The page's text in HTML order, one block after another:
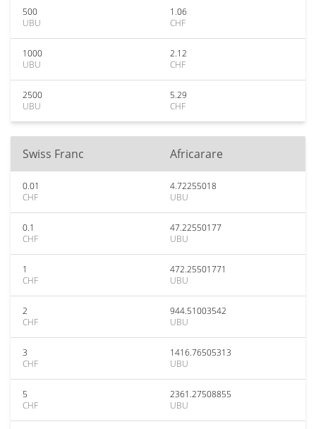
500
UBU
1.06
CHF
1000
UBU
2.12
CHF
2500
UBU
5.29
CHF
Swiss Franc Africarare
0.01
CHF
4.72255018
UBU
0.1
CHF
47.22550177
UBU
1
CHF
472.25501771
UBU
2
CHF
944.51003542
UBU
3
CHF
1416.76505313
UBU
5
CHF
2361.27508855
UBU